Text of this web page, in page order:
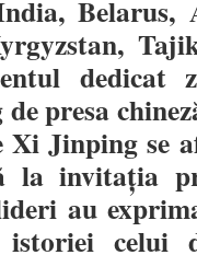
Belarus,
presa
Xi Jinping se
la invitația
au
celui